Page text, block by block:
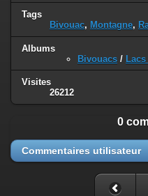
Tags
Bivouac, Montagne,
Albums
Bivouacs /
Visites
26212
0
Commentaires utilisateur